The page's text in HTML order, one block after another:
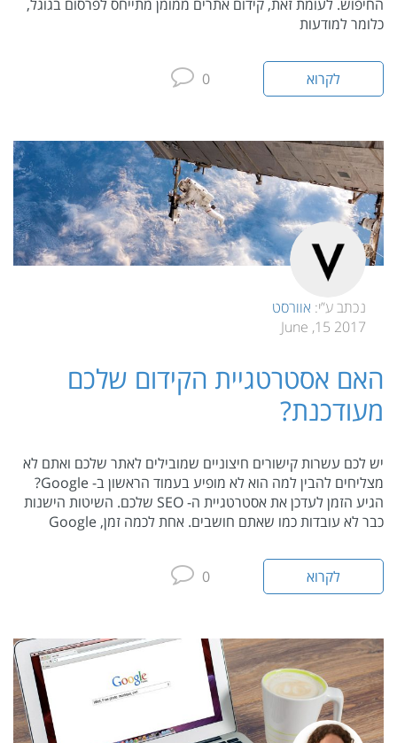
החיפוש. לעומת זאת, קידום אתרים ממומן מתייחס לפרסום בגוגל,
כלומר למודעות
לקרוא 0
נכתב ע”י: אוורסט
2017 15, June
האם אסטרטגיית הקידום שלכם
מעודכנת?
יש לכם עשרות קישורים חיצוניים שמובילים לאתר שלכם ואתם לא
מצליחים להבין למה הוא לא מופיע בעמוד הראשון ב- Google?
הגיע הזמן לעדכן את אסטרטגיית ה- SEO שלכם. השיטות הישנות
כבר לא עובדות כמו שאתם חושבים. אחת לכמה זמן, Google
לקרוא 0